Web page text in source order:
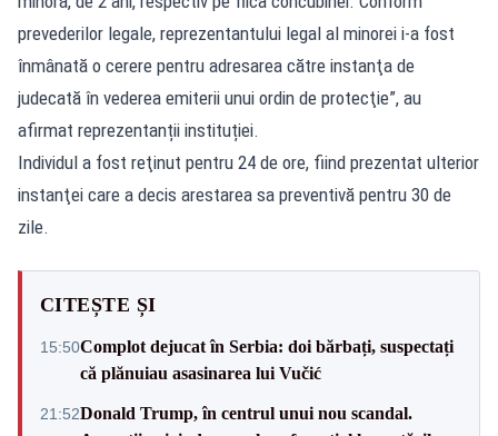
prevederilor legale, reprezentantului legal al minorei i-a fost
înmânată o cerere pentru adresarea către instanţa de
judecată în vederea emiterii unui ordin de protecţie”, au
afirmat reprezentanții instituției.
Individul a fost reţinut pentru 24 de ore, fiind prezentat ulterior
instanţei care a decis arestarea sa preventivă pentru 30 de
zile.
CITEȘTE ȘI
15:50Complot dejucat în Serbia: doi bărbați, suspectați
că plănuiau asasinarea lui Vučić
21:52Donald Trump, în centrul unui nou scandal.